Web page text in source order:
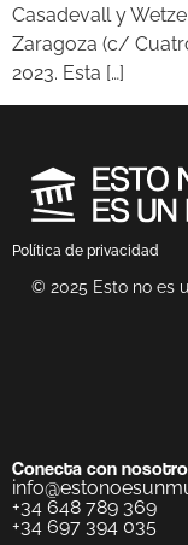
Casadevall y
Zaragoza (c/
2023. Esta […]
Política de privacidad
© 2025 Esto no es
Conecta con
+34 648 789 369
+34 697 394 035